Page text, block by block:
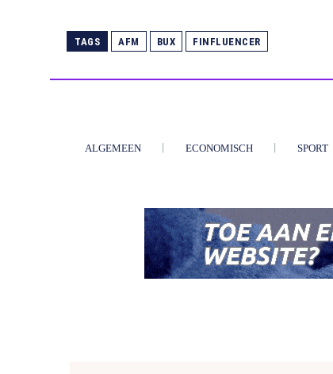
TAGS AFM BUX FINFLUENCER
ALGEMEEN ECONOMISCH SPORT